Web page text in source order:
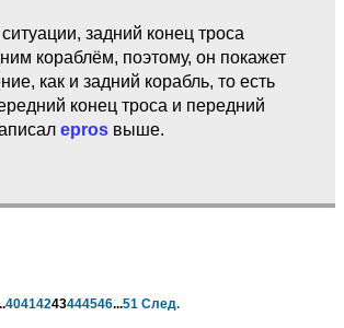
задний конец троса
кораблём, поэтому, он покажет
как и задний корабль, то есть
конец троса и передний
epros выше.
40414243444546...51 След.